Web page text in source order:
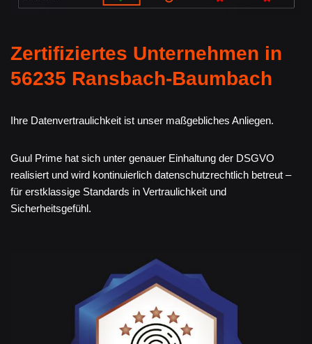
Zertifiziertes Unternehmen in
56235 Ransbach-Baumbach
Ihre Datenvertraulichkeit ist unser maßgebliches Anliegen.
Guul Prime hat sich unter genauer Einhaltung der DSGVO
realisiert und wird kontinuierlich datenschutzrechtlich betreut –
für erstklassige Standards in Vertraulichkeit und
Sicherheitsgefühl.